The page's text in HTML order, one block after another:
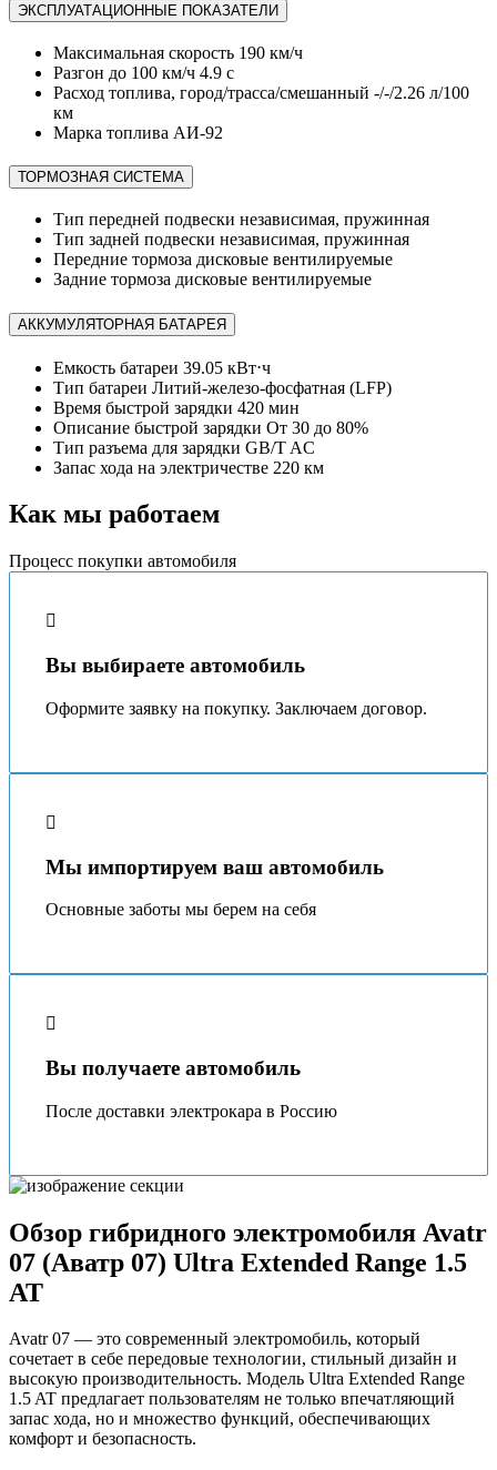
ЭКСПЛУАТАЦИОННЫЕ ПОКАЗАТЕЛИ
Максимальная скорость 190 км/ч
Разгон до 100 км/ч 4.9 с
Расход топлива, город/трасса/смешанный -/-/2.26 л/100
км
Марка топлива АИ-92
ТОРМОЗНАЯ СИСТЕМА
Тип передней подвески независимая, пружинная
Тип задней подвески независимая, пружинная
Передние тормоза дисковые вентилируемые
Задние тормоза дисковые вентилируемые
АККУМУЛЯТОРНАЯ БАТАРЕЯ
Емкость батареи 39.05 кВт⋅ч
Тип батареи Литий-железо-фосфатная (LFP)
Время быстрой зарядки 420 мин
Описание быстрой зарядки От 30 до 80%
Тип разъема для зарядки GB/T AC
Запас хода на электричестве 220 км
Как мы работаем
Процесс покупки автомобиля
Вы выбираете автомобиль
Оформите заявку на покупку. Заключаем договор.
Мы импортируем ваш автомобиль
Основные заботы мы берeм на себя
Вы получаете автомобиль
После доставки электрокара в Россию
Обзор гибридного электромобиля Avatr
07 (Аватр 07) Ultra Extended Range 1.5
AT
Avatr 07 — это современный электромобиль, который
сочетает в себе передовые технологии, стильный дизайн и
высокую производительность. Модель Ultra Extended Range
1.5 AT предлагает пользователям не только впечатляющий
запас хода, но и множество функций, обеспечивающих
комфорт и безопасность.